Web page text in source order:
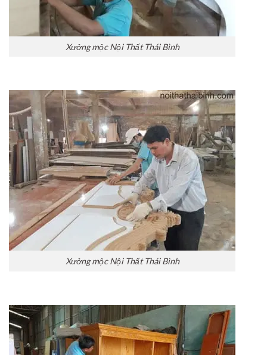
Xưởng mộc Nội Thất Thái Bình
Xưởng mộc Nội Thất Thái Bình